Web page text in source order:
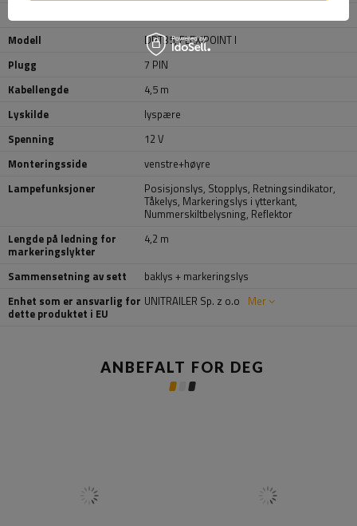
Produktkode
Modell
DPT35,FLEXIPOINT I
Plugg
7 PIN
Kabellengde
4,5 m
Lyskilde
lyspære
Spenning
12 V
Monteringsside
venstre+høyre
Lampefunksjoner
Posisjonslys, Stopplys, Retningsindikator,
Tåkelys, Markeringslys i ytterkant,
Nummerskiltbelysning, Reflektor
Lengde på ledning for
markeringslykter
4,2 m
Sammensetning av sett
baklys + markeringslys
Enhet som er ansvarlig for
dette produktet i EU
UNITRAILER Sp. z o.o Mer
ANBEFALT FOR DEG